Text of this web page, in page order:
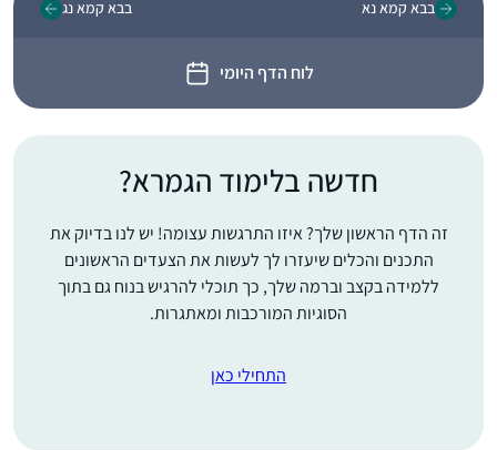
בבא קמא נא
לוח הדף היומי
בבא קמא נג
חדשה בלימוד הגמרא?
זה הדף הראשון שלך? איזו התרגשות עצומה! יש לנו בדיוק את
התכנים והכלים שיעזרו לך לעשות את הצעדים הראשונים
ללמידה בקצב וברמה שלך, כך תוכלי להרגיש בנוח גם בתוך
הסוגיות המורכבות ומאתגרות.
התחילי כאן